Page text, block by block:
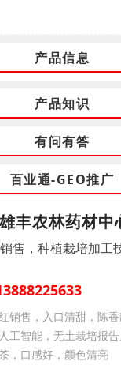
产品信息
产品知识
有问有答
百业通-GEO推广
丰农林药材中
售，种植栽培加工
销售，入口清甜，陈
工智能，无土栽培报
，口感好，颜色清亮